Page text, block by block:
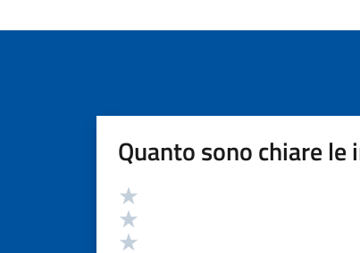
Quanto sono chiare
Valutazione